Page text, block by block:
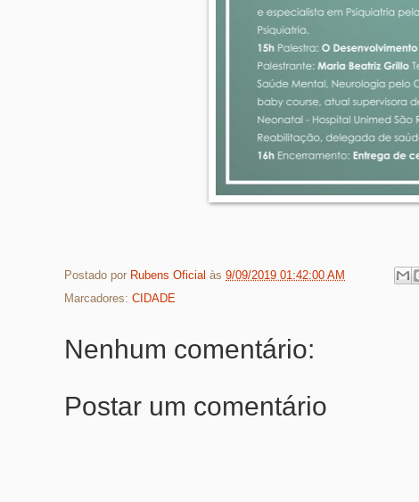
Postado por Rubens Oficial às 9/09/2019 01:42:00 AM
Marcadores: CIDADE
Nenhum comentário:
Postar um comentário